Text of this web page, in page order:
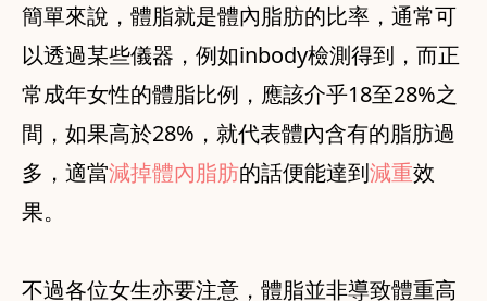
簡單來說，體脂就是體內脂肪的比率，通常可
以透過某些儀器，例如inbody檢測得到，而正
常成年女性的體脂比例，應該介乎18至28%之
間，如果高於28%，就代表體內含有的脂肪過
多，適當減掉體內脂肪的話便能達到減重效
果。
不過各位女生亦要注意，體脂並非導致體重高